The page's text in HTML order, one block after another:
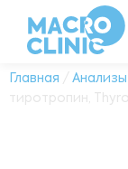
Главная / Анализы
тиротропин,